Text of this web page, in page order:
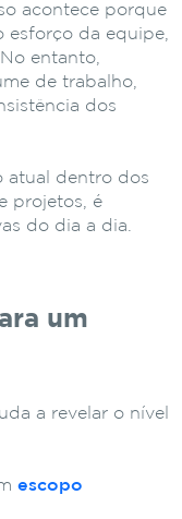
acontece porque
esforço da equipe,
entanto,
de trabalho,
dos
atual dentro dos
projetos, é
do dia a dia.
um
a revelar o nível
escopo